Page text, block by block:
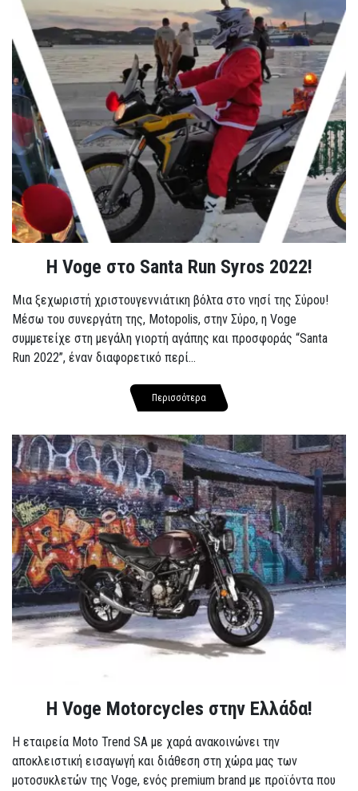
Η Voge στο Santa Run Syros 2022!
Μια ξεχωριστή χριστουγεννιάτικη βόλτα στο νησί της Σύρου!
Μέσω του συνεργάτη της, Motopolis, στην Σύρο, η Voge
συμμετείχε στη μεγάλη γιορτή αγάπης και προσφοράς “Santa
Run 2022”, έναν διαφορετικό περί...
Περισσότερα
H Voge Motorcycles στην Ελλάδα!
Η εταιρεία Moto Trend SA με χαρά ανακοινώνει την
αποκλειστική εισαγωγή και διάθεση στη χώρα μας των
μοτοσυκλετών της Voge, ενός premium brand με προϊόντα που